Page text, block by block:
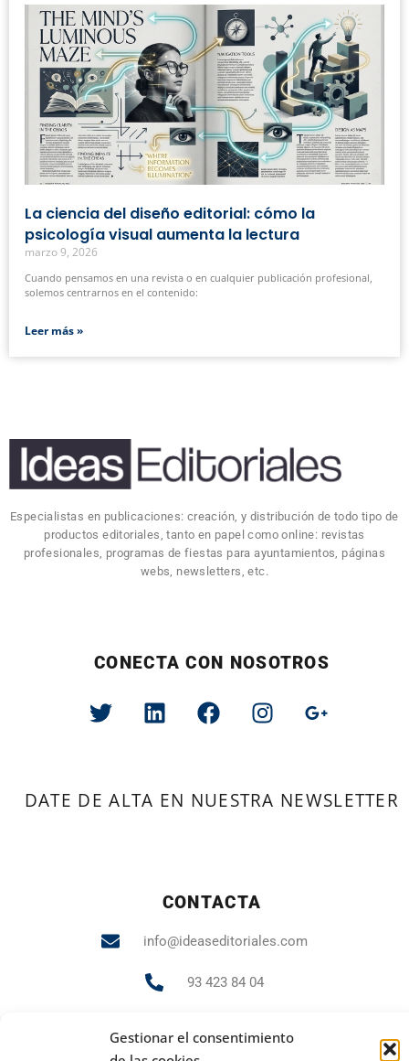
Gestionar el consentimiento
La ciencia del diseño editorial: cómo la
psicología visual aumenta la lectura
marzo 9, 2026
Cuando pensamos en una revista o en cualquier publicación profesional,
solemos centrarnos en el contenido:
Leer más »
Especialistas en publicaciones: creación, y distribución de todo tipo de
productos editoriales, tanto en papel como online: revistas
profesionales, programas de fiestas para ayuntamientos, páginas
webs, newsletters, etc.
CONECTA CON NOSOTROS
DATE DE ALTA EN NUESTRA NEWSLETTER
CONTACTA
info@ideaseditoriales.com
93 423 84 04